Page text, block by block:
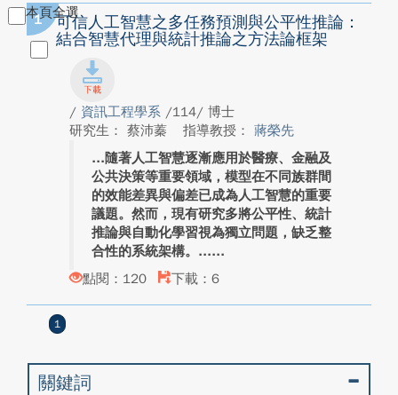
本頁全選
1
可信人工智慧之多任務預測與公平性推論：
結合智慧代理與統計推論之方法論框架
/ 資訊工程學系 /114/ 博士
研究生： 蔡沛蓁
指導教授： 蔣榮先
隨著人工智慧逐漸應用於醫療、金融及
公共決策等重要領域，模型在不同族群間
的效能差異與偏差已成為人工智慧的重要
議題。然而，現有研究多將公平性、統計
推論與自動化學習視為獨立問題，缺乏整
合性的系統架構。...
點閱：120
下載：6
1
關鍵詞